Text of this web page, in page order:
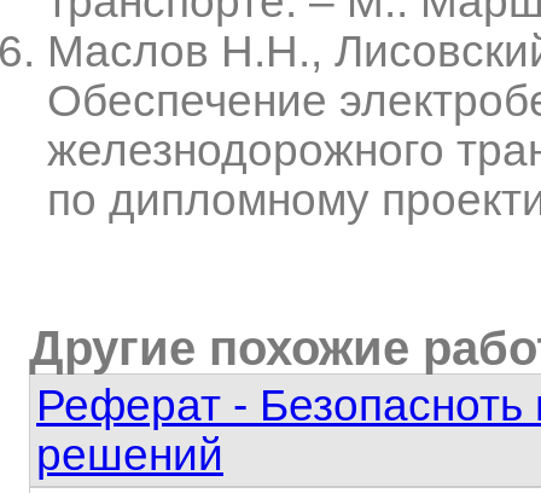
Маслов Н.Н.,
Обеспечение
железнодорожного
по дипломному
Другие похожие
Реферат - Безопасноть
решений